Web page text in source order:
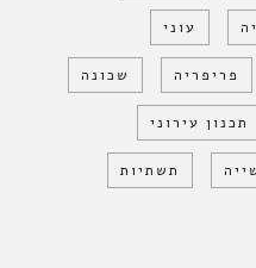
עוני
פריפריה שכונה
תכנון עירוני
תשתיות